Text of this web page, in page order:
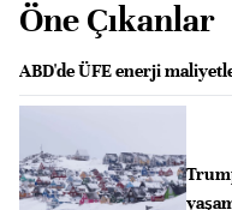
Öne Çıkanlar
ABD'de ÜFE enerji